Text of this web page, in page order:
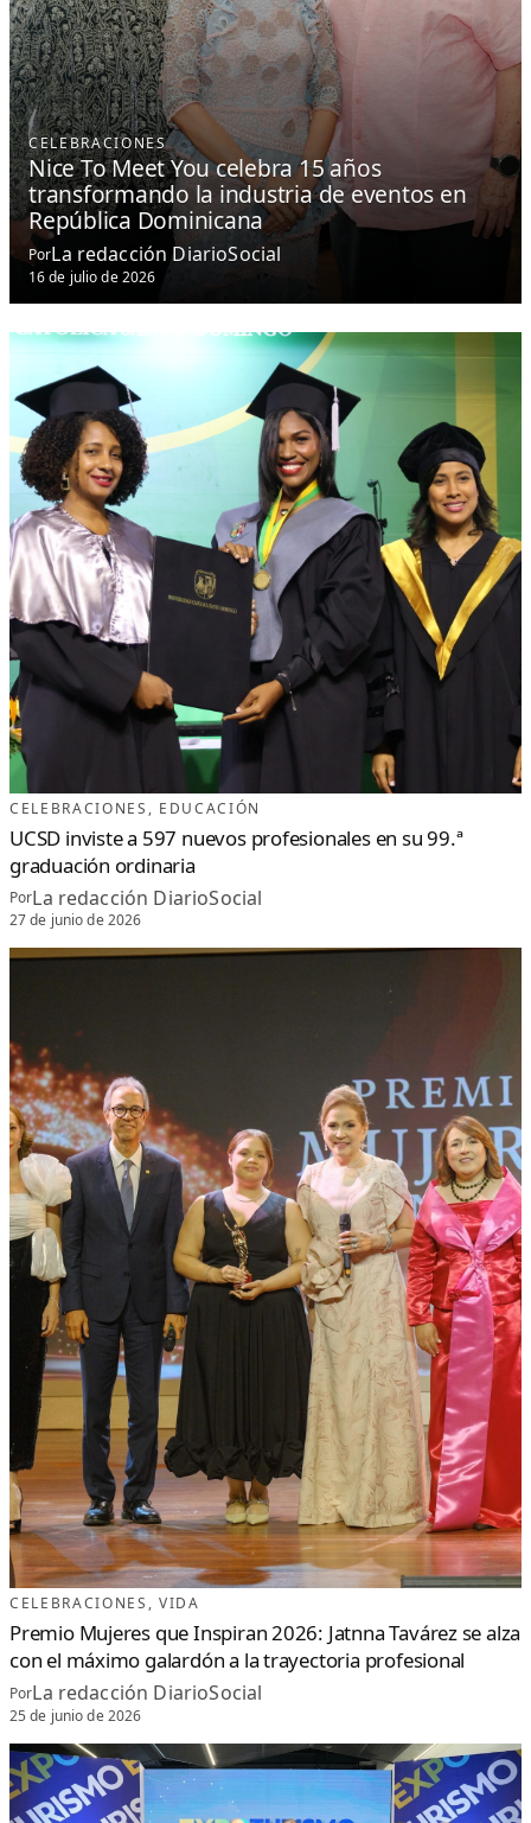
CELEBRACIONES
Nice To Meet You celebra 15 años
transformando la industria de eventos en
República Dominicana
PorLa redacción DiarioSocial
16 de julio de 2026
CELEBRACIONES , EDUCACIÓN
UCSD inviste a 597 nuevos profesionales en su 99.ª
graduación ordinaria
PorLa redacción DiarioSocial
27 de junio de 2026
CELEBRACIONES , VIDA
Premio Mujeres que Inspiran 2026: Jatnna Tavárez se alza
con el máximo galardón a la trayectoria profesional
PorLa redacción DiarioSocial
25 de junio de 2026